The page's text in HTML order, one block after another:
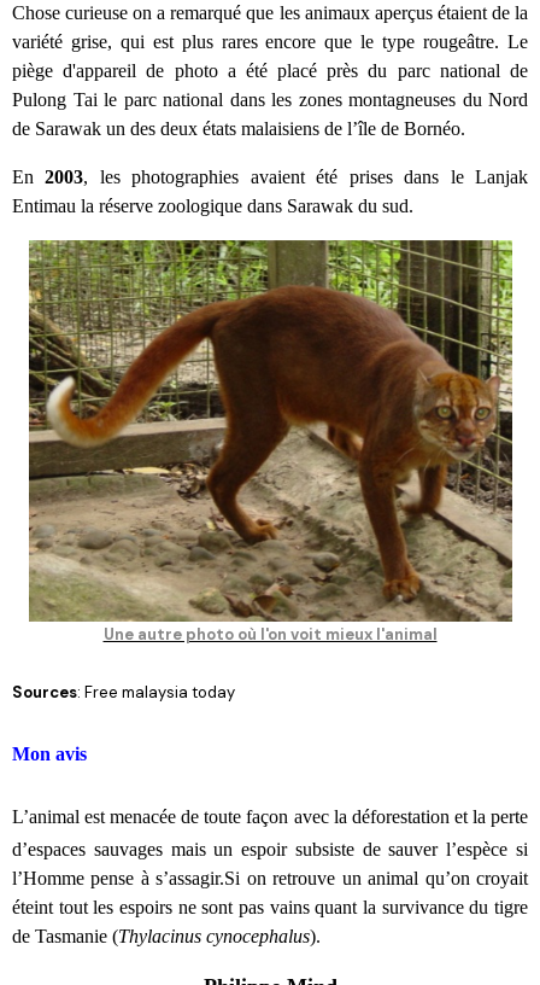
Chose curieuse on a remarqué que les animaux aperçus étaient de la
variété grise, qui est plus rares encore que le type rougeâtre. Le
piège d'appareil de photo a été placé près du parc national de
Pulong Tai le parc national dans les zones montagneuses du Nord
de Sarawak un des deux états malaisiens de l’île de Bornéo.
En2003, les photographies avaient été prises dans le Lanjak
Entimau la réserve zoologique dans Sarawak du sud.
Une autre photo où l'on voit mieux l'animal
Sources: Free malaysia today
Mon avis
L’animal est menacée de toute façon avec la déforestation et la perte
d’espaces sauvages mais un espoir subsiste de sauver l’espèce si
l’Homme pense à s’assagir.Si on retrouve un animal qu’on croyait
éteint tout les espoirs ne sont pas vains quant la survivance du tigre
de Tasmanie (Thylacinus cynocephalus).